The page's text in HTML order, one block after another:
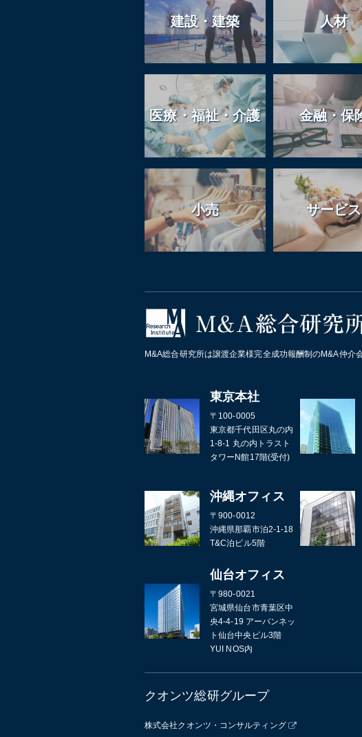
建設・建築 人材
医療・福祉・介護 金融・保
小売 サービス
M&A総合研究所は譲渡企業様完全成功報酬制のM&A仲介
東京本社
〒100-0005
東京都千代田区丸の内
1-8-1 丸の内トラスト
タワーN館17階(受付)
沖縄オフィス
〒900-0012
沖縄県那覇市泊2-1-18
T&C泊ビル5階
仙台オフィス
〒980-0021
宮城県仙台市青葉区中
央4-4-19 アーバンネッ
ト仙台中央ビル3階
YUI NOS内
クオンツ総研グループ
株式会社クオンツ・コンサルティング